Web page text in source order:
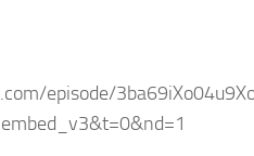
episode/